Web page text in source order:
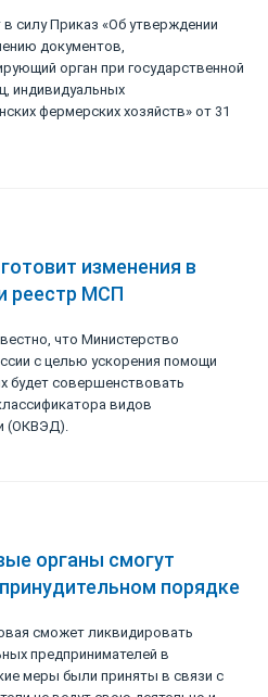
в силу Приказ «Об утверждении
документов,
орган при государственной
индивидуальных
фермерских хозяйств» от 31
изменения в
реестр МСП
что Министерство
с целью ускорения помощи
будет совершенствовать
видов
(ОКВЭД).
органы смогут
порядке
сможет ликвидировать
предпринимателей в
меры были приняты в связи с